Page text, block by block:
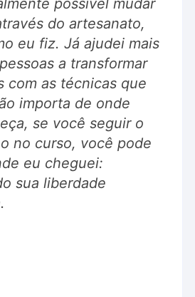
possível mudar
do artesanato,
eu fiz. Já ajudei mais
a transformar
com as técnicas que
importa de onde
se você seguir o
no curso, você pode
eu cheguei:
sua liberdade